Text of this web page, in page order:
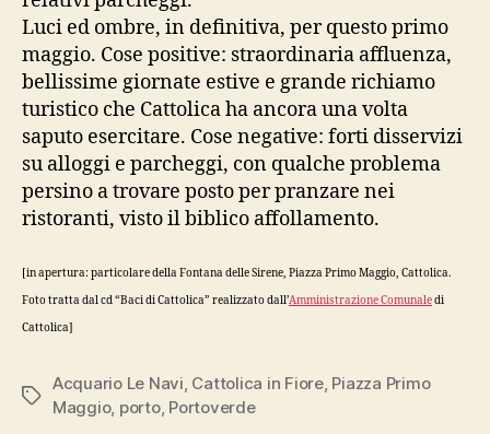
Luci ed ombre, in definitiva, per questo primo
maggio. Cose positive: straordinaria affluenza,
bellissime giornate estive e grande richiamo
turistico che Cattolica ha ancora una volta
saputo esercitare. Cose negative: forti disservizi
su alloggi e parcheggi, con qualche problema
persino a trovare posto per pranzare nei
ristoranti, visto il biblico affollamento.
[in apertura: particolare della Fontana delle Sirene, Piazza Primo Maggio, Cattolica.
Foto tratta dal cd “Baci di Cattolica” realizzato dall’Amministrazione Comunaledi
Cattolica]
Tag
Acquario Le Navi, Cattolica in Fiore, Piazza Primo
Maggio, porto, Portoverde